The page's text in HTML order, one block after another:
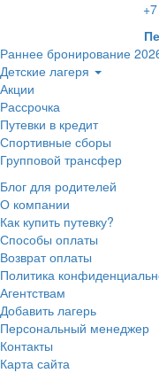
Раннее бронирование
Детские лагеря
Акции
Рассрочка
Путевки в кредит
Спортивные сборы
Групповой трансфер
Блог для родителей
О компании
Как купить путевку?
Способы оплаты
Возврат оплаты
Политика
Агентствам
Добавить лагерь
Персональный менеджер
Контакты
Карта сайта